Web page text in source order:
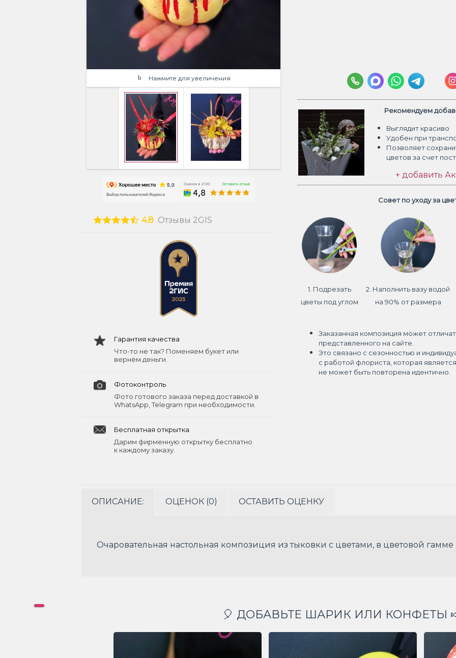
Нажмите для увеличения
4.8 Отзывы 2GIS
Гарантия качества
Что-то не так? Поменяем букет или
вернём деньги.
Фотоконтроль
Фото готового заказа перед доставкой в
WhatsApp, Telegram при необходимости.
Бесплатная открытка
Дарим фирменную открытку бесплатно
к каждому заказу.
Рекомендуем
Выглядит красиво
Удобен при
Позволяет
цветов за счет
+ добавить
Совет по уходу за
1. Подрезать
цветы под углом
2. Наполнить вазу водой
на 90% от размера
Заказанная композиция может
представленного на сайте.
Это связано с сезонностью и
с работой флориста, которая
не может быть повторена идентично.
ОПИСАНИЕ: ОЦЕНОК (0) ОСТАВИТЬ ОЦЕНКУ
Очаровательная настольная композиция из тыковки с цветами, в цветовой
🎈 ДОБАВЬТЕ ШАРИК ИЛИ КОНФЕТЫ